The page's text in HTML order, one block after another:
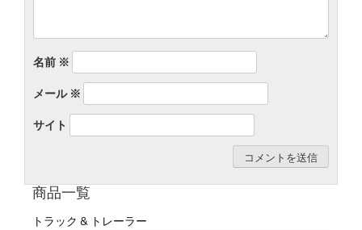
名前 ※
メール※
サイト
商品一覧
トラック & トレーラー